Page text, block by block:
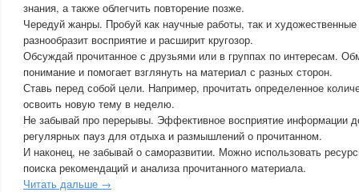
знания, а также облегчить повторение позже.
Чередуй жанры. Пробуй как научные работы, так и
разнообразит восприятие и расширит кругозор.
Обсуждай прочитанное с друзьями или в группах по интересам.
понимание и помогает взглянуть на материал с разных сторон.
Ставь перед собой цели. Например, прочитать определенное
освоить новую тему в неделю.
Не забывай про перерывы. Эффективное восприятие информации
регулярных пауз для отдыха и размышлений о прочитанном.
И наконец, не забывай о саморазвитии. Можно использовать
поиска рекомендаций и анализа прочитанного материала.
Читать дальше →